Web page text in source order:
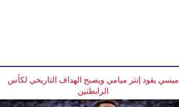
ميسي يقود إنتر ميامي ويصبح الهداف التاريخي لكأس
الرابطتين